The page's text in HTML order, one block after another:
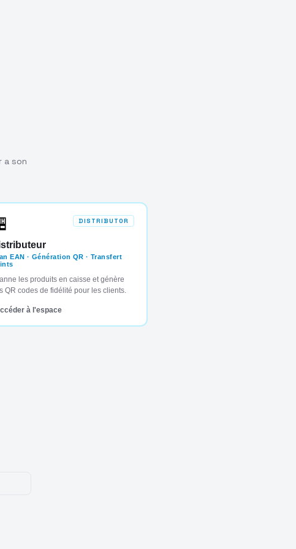
a son
DISTRIBUTOR
EAN · Génération QR · Transfert
les produits en caisse et génère
QR codes de fidélité pour les clients.
à l'espace